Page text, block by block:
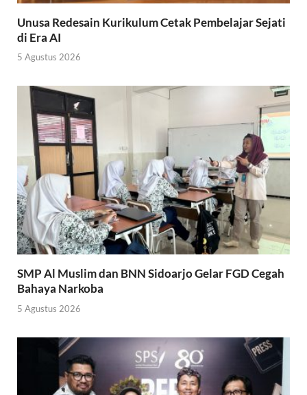
Unusa Redesain Kurikulum Cetak Pembelajar Sejati
di Era AI
5 Agustus 2026
SMP Al Muslim dan BNN Sidoarjo Gelar FGD Cegah
Bahaya Narkoba
5 Agustus 2026